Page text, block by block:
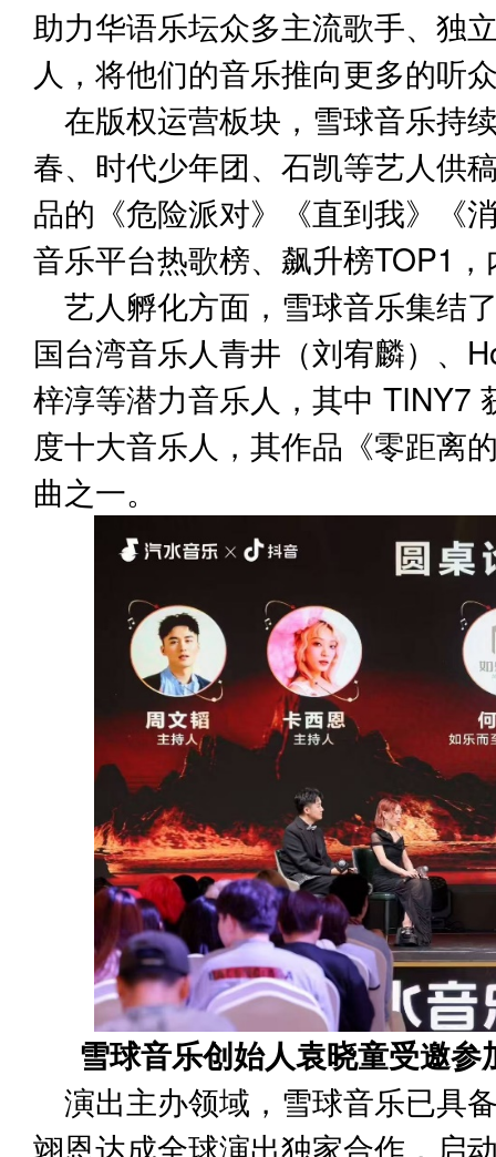
助力华语乐坛众多主流歌手、独
人，将他们的音乐推向更多的听
在版权运营板块，雪球音乐持
春、时代少年团、石凯等艺人供
品的《危险派对》《直到我》《
音乐平台热歌榜、飙升榜TOP1
艺人孵化方面，雪球音乐集结
国台湾音乐人青井（刘宥麟）、
梓淳等潜力音乐人，其中 TINY7
度十大音乐人，其作品《零距离
曲之一。
雪球音乐创始人袁晓童受邀
演出主办领域，雪球音乐已具
翊恩达成全球演出独家合作，启